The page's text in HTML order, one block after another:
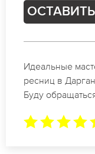
Спасибо
ресниц в
все было